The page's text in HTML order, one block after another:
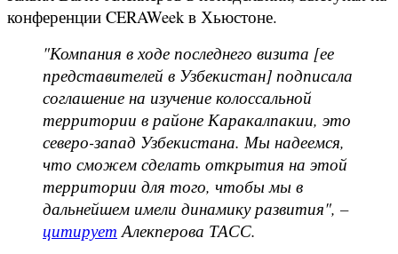
конференции CERAWeek в Хьюстоне.
"Компания в ходе последнего визита [ее
представителей в Узбекистан] подписала
соглашение на изучение колоссальной
территории в районе Каракалпакии, это
северо-запад Узбекистана. Мы надеемся,
что сможем сделать открытия на этой
территории для того, чтобы мы в
дальнейшем имели динамику развития", –
цитирует Алекперова ТАСС.